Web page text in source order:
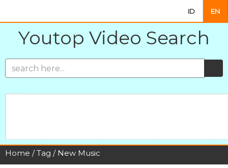
ID EN
Youtop Video Search
Home /Tag / New Music